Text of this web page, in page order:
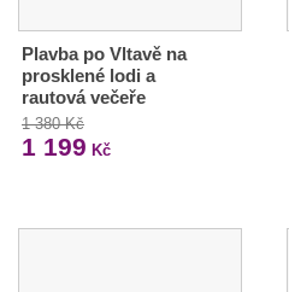
Plavba po Vltavě na
prosklené lodi a
rautová večeře
1 380 Kč
1 199 Kč